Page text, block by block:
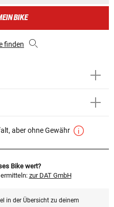
BIKE
finden
aber ohne Gewähr
Bike wert?
zur DAT GmbH
in der Übersicht zu deinem